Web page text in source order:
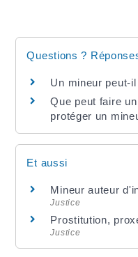
Questions ?
Un mineur peut-
Que peut faire
protéger un
Et aussi
Mineur auteur
Justice
Prostitution,
Justice